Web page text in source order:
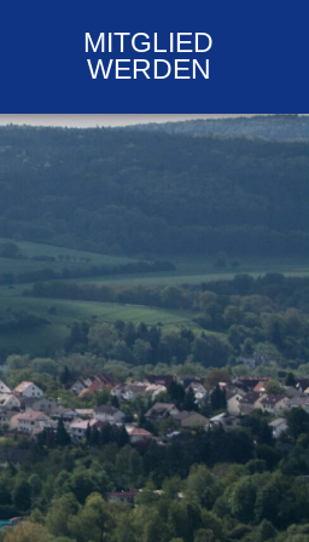
MITGLIED
WERDEN